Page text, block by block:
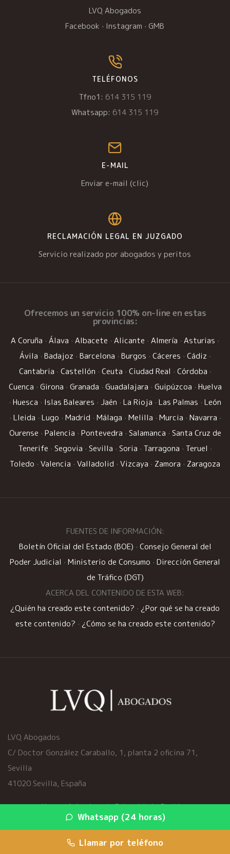
Whatsapp (24 horas)
Llamar por teléfono
LVQ Abogados
Facebook · Instagram · GMB
TELÉFONOS
Tfno1: 614 315 119
Whatsapp: 614 315 119
E-MAIL
Enviar e-mail (clic)
RECLAMACIÓN LEGAL EN JUZGADO
Servicio realizado por abogados y peritos
Ofrecemos un servicio 100% on-line en estas
provincias:
A Coruña · Álava · Albacete · Alicante · Almería · Asturias ·
Ávila · Badajoz · Barcelona · Burgos · Cáceres · Cádiz ·
Cantabria · Castellón · Ceuta · Ciudad Real · Córdoba ·
Cuenca · Girona · Granada · Guadalajara · Guipúzcoa · Huelva
· Huesca · Islas Baleares · Jaén · La Rioja · Las Palmas · León
· Lleida · Lugo · Madrid · Málaga · Melilla · Murcia · Navarra ·
Ourense · Palencia · Pontevedra · Salamanca · Santa Cruz de
Tenerife · Segovia · Sevilla · Soria · Tarragona · Teruel ·
Toledo · Valencia · Valladolid · Vizcaya · Zamora · Zaragoza
FUENTES DE INFORMACIÓN:
Boletín Oficial del Estado (BOE) · Consejo General del
Poder Judicial · Ministerio de Consumo · Dirección General
de Tráfico (DGT)
ACERCA DEL CONTENIDO DE ESTA WEB:
¿Quién ha creado este contenido? · ¿Por qué se ha creado
este contenido? · ¿Cómo se ha creado este contenido?
LVQ Abogados
C/ Doctor González Caraballo, 1, planta 2 oficina 71,
Sevilla
41020 Sevilla, España
Home·Aviso Legal·Privacidad·Cookies
© 2026 viciosocultoscoche.es ·Mapa del sitio